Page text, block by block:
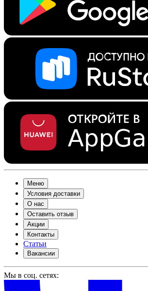
Меню
Условия доставки
О нас
Оставить отзыв
Акции
Контакты
Статьи
Вакансии
Мы в соц. сетях: